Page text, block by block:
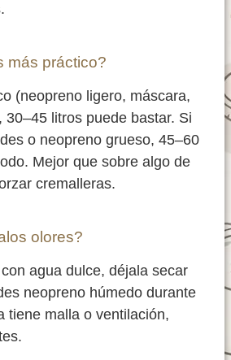
más práctico?
(neopreno ligero, máscara,
30–45 litros puede bastar. Si
o neopreno grueso, 45–60
Mejor que sobre algo de
cremalleras.
olores?
agua dulce, déjala secar
neopreno húmedo durante
tiene malla o ventilación,